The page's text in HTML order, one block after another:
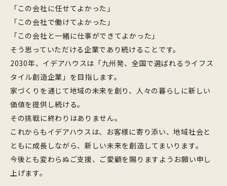
「この会社に任せてよかった」
「この会社で働けてよかった」
「この会社と一緒に仕事ができてよかった」
そう思っていただける企業であり続けることです。
2030年、イデアハウスは「九州発、全国で選ばれるライフス
タイル創造企業」を目指します。
家づくりを通じて地域の未来を創り、人々の暮らしに新しい
価値を提供し続ける。
その挑戦に終わりはありません。
これからもイデアハウスは、お客様に寄り添い、地域社会と
ともに成長しながら、新しい未来を創造してまいります。
今後とも変わらぬご支援、ご愛顧を賜りますようお願い申し
上げます。